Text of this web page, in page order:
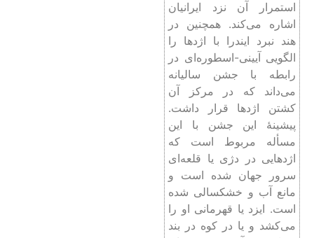
استمرار آن نزد ایرانیان
اشاره می‌کند. همچنین در
هند نبرد ایندرا با اژدها را
الگویی آیینی-اسطوره‌ای در
رابطه با جشن سالیانه
می‌داند که در مرکز آن
کشتن اژدها قرار داشت.
پیشینۀ این جشن با این
مسأله مربوط است که
اژدهایی در دژی یا قلعه‌ای
سرور جهان شده است و
مانع آب و خشکسالی شده
است. ایزد یا قهرمانی او را
می‌کشد و یا در کوه در بند